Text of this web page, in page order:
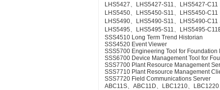
LHS5427、LHS5427-S11、LHS5427-
LHS5450、LHS5450-S11、LHS5450-
LHS5490、LHS5490-S11、LHS5490-
LHS5495、LHS5495-S11、LHS5495-
SSS4510 Long Term Trend Historian
SSS4520 Event Viewer
SSS5700 Engineering Tool for Foundation
SSS6700 Device Management Tool for
SSS7700 Plant Resource Management
SSS7710 Plant Resource Management
SSS7720 Field Communications Server
ABC11S、ABC11D、LBC1210、